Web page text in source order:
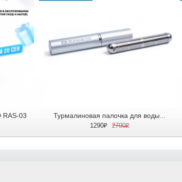
RAS-03 Турмалиновая палочка для воды...
1290₽ 2700₽